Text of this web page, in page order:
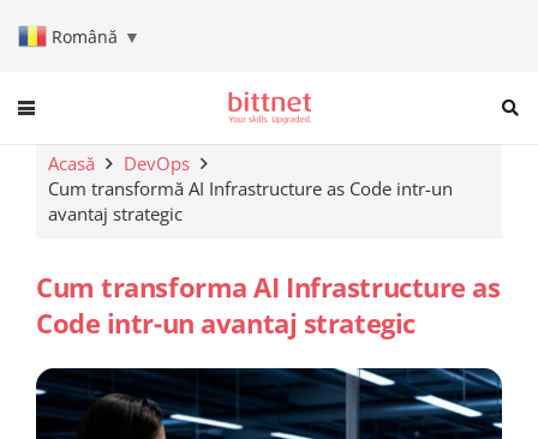
Română ▼
When autocomplete results
Acasă
DevOps
Cum transformă AI Infrastructure as Code intr-un
avantaj strategic
Cum transforma AI Infrastructure as
Code intr-un avantaj strategic